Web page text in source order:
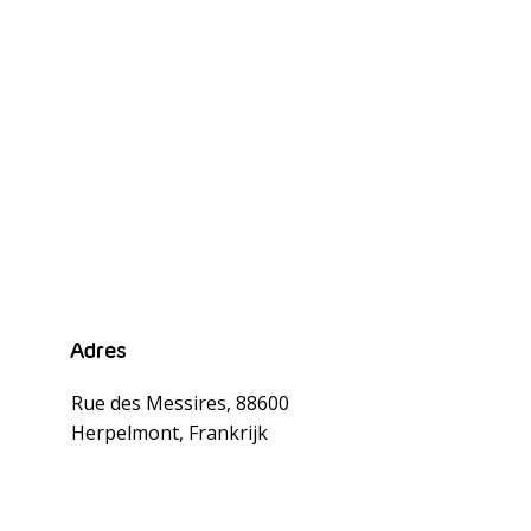
Adres
Rue des Messires, 88600
Herpelmont, Frankrijk